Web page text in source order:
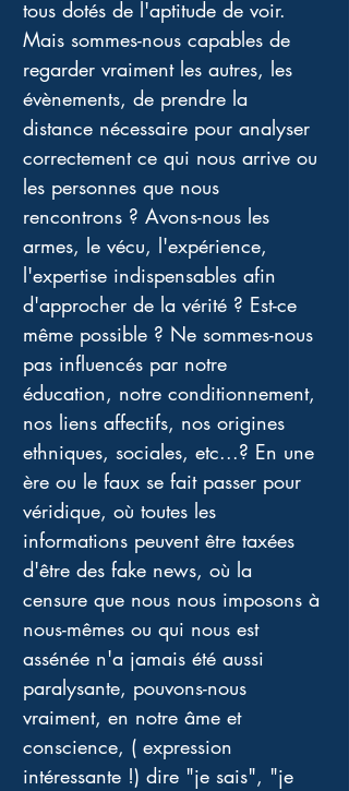
tous dotés de l'aptitude de voir.
Mais sommes-nous capables de
regarder vraiment les autres, les
évènements, de prendre la
distance nécessaire pour analyser
correctement ce qui nous arrive ou
les personnes que nous
rencontrons ? Avons-nous les
armes, le vécu, l'expérience,
l'expertise indispensables afin
d'approcher de la vérité ? Est-ce
même possible ? Ne sommes-nous
pas influencés par notre
éducation, notre conditionnement,
nos liens affectifs, nos origines
ethniques, sociales, etc...? En une
ère ou le faux se fait passer pour
véridique, où toutes les
informations peuvent être taxées
d'être des fake news, où la
censure que nous nous imposons à
nous-mêmes ou qui nous est
assénée n'a jamais été aussi
paralysante, pouvons-nous
vraiment, en notre âme et
conscience, ( expression
intéressante !) dire "je sais", "je